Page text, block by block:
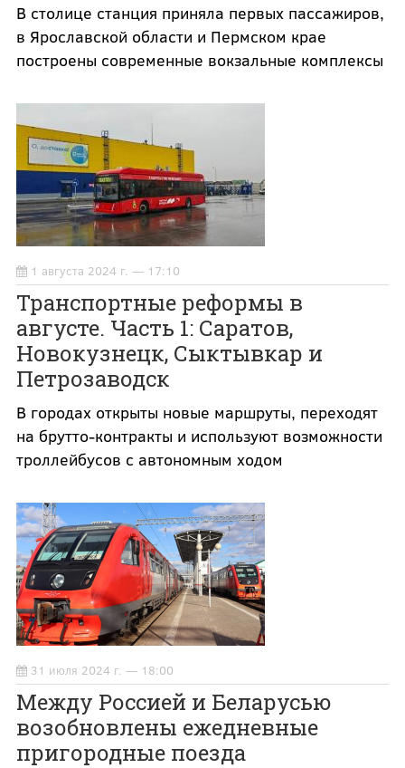
В столице станция приняла первых пассажиров,
в Ярославской области и Пермском крае
построены современные вокзальные комплексы
1 августа 2024 г. — 17:10
Транспортные реформы в
августе. Часть 1: Саратов,
Новокузнецк, Сыктывкар и
Петрозаводск
В городах открыты новые маршруты, переходят
на брутто-контракты и используют возможности
троллейбусов с автономным ходом
31 июля 2024 г. — 18:00
Между Россией и Беларусью
возобновлены ежедневные
пригородные поезда